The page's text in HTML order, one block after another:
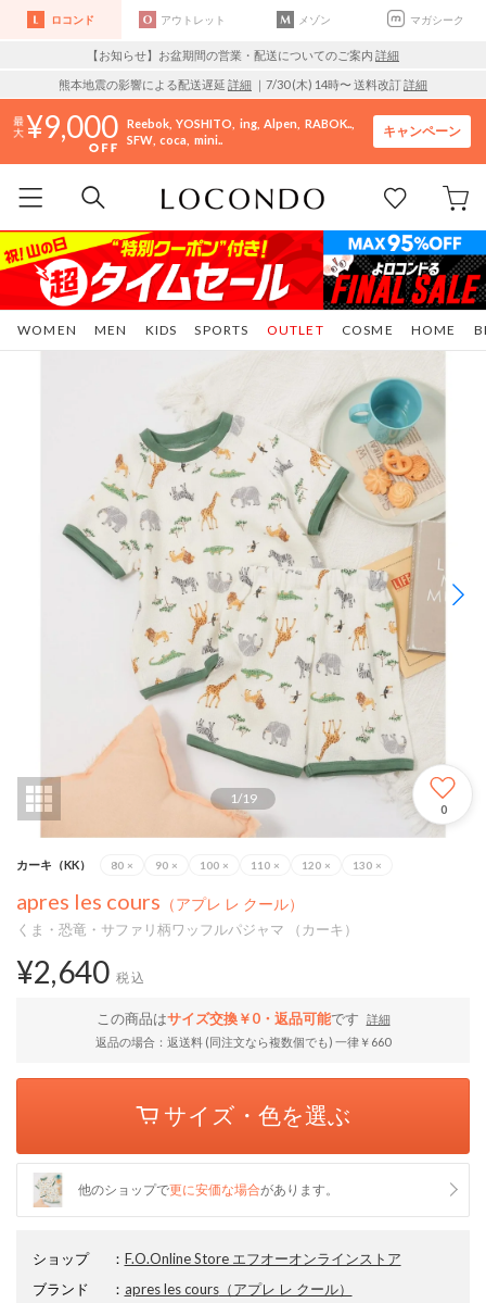
ロコンド アウトレット メゾン マガシーク
【お知らせ】お盆期間の営業・配送についてのご案内 詳細
熊本地震の影響による配送遅延 詳細 ｜7/30 (木) 14時〜 送料改訂詳細
9,000 Reebok YOSHITO ing Alpen
RABOK..
SFW coca mini..
キャンペーン
WOMEN MEN KIDS SPORTS COSME HOME
OUTLET
1/19
0
カーキ（KK） 80 × 90 × 100 × 110 × 120 × 130 ×
apres les cours （アプレ レ クール）
くま・恐竜・サファリ柄ワッフルパジャマ （カーキ）
¥2,640 税込
この商品はサイズ交換￥0・返品可能です
詳細
返品の場合：返送料 (同注文なら複数個でも) 一律￥660
サイズ・色を選ぶ
他のショップで更に安価な場合があります。
ショップ ： F.O.Online Store エフオーオンラインストア
ブランド
： apres les cours（アプレ レ クール）